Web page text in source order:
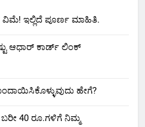
ವಿಮೆ! ಇಲ್ಲಿದೆ ಪೂರ್ಣ ಮಾಹಿತಿ.
ಆಧಾರ್ ಕಾರ್ಡ್ ಲಿಂಕ್
ಹೇಗೆ?
40 ರೂ.ಗಳಿಗೆ ನಿಮ್ಮ